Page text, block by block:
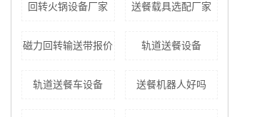
回转火锅设备厂家 送餐载具选配厂家
磁力回转输送带报价 轨道送餐设备
轨道送餐车设备 送餐机器人好吗